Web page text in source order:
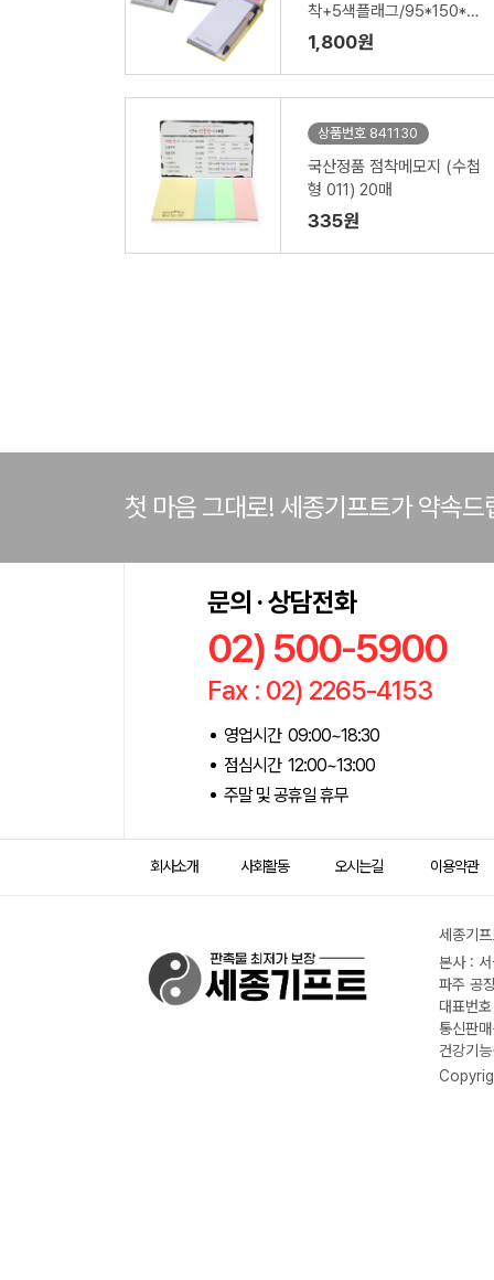
착+5색플래그/95*150*18
mm)
1,800원
상품번호 841130
국산정품 점착메모지 (수첩
형 011) 20매
335원
첫 마음 그대로! 세종기프트가 약속드
문의 · 상담전화
02) 500-5900
Fax : 02) 2265-4153
영업시간 09:00~18:30
점심시간 12:00~13:00
주말 및 공휴일 휴무
회사소개 사회활동 오시는길 이용약관
세종기
본사 :
파주 공
대표번
통신판
건강기